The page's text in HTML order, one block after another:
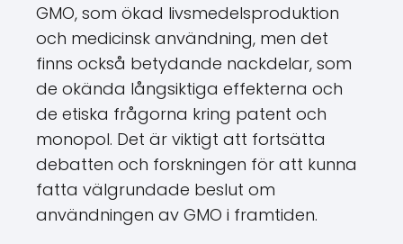
GMO, som ökad livsmedelsproduktion
och medicinsk användning, men det
finns också betydande nackdelar, som
de okända långsiktiga effekterna och
de etiska frågorna kring patent och
monopol. Det är viktigt att fortsätta
debatten och forskningen för att kunna
fatta välgrundade beslut om
användningen av GMO i framtiden.